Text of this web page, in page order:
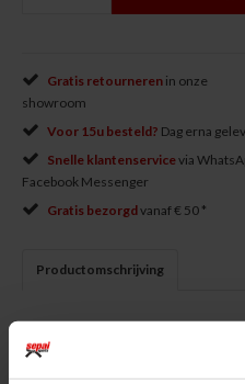
Gratis retourneren in onze
showroom
Voor 15u besteld? Dag erna
Snelle klantenservicevia
Facebook Messenger
Gratis bezorgdvanaf € 50 *
Productomschrijving
intensieve trainingen te doorstaan.